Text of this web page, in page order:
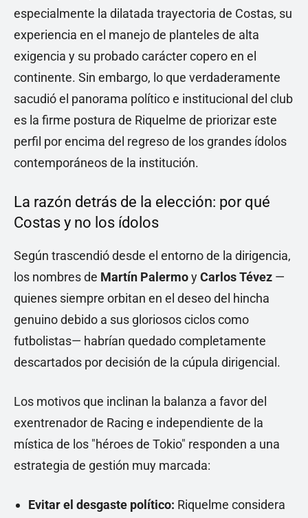
especialmente la dilatada trayectoria de Costas, su
experiencia en el manejo de planteles de alta
exigencia y su probado carácter copero en el
continente. Sin embargo, lo que verdaderamente
sacudió el panorama político e institucional del club
es la firme postura de Riquelme de priorizar este
perfil por encima del regreso de los grandes ídolos
contemporáneos de la institución.
La razón detrás de la elección: por qué
Costas y no los ídolos
Según trascendió desde el entorno de la dirigencia,
los nombres de Martín PalermoyCarlos Tévez —
quienes siempre orbitan en el deseo del hincha
genuino debido a sus gloriosos ciclos como
futbolistas— habrían quedado completamente
descartados por decisión de la cúpula dirigencial.
Los motivos que inclinan la balanza a favor del
exentrenador de Racing e independiente de la
mística de los "héroes de Tokio" responden a una
estrategia de gestión muy marcada:
Evitar el desgaste político: Riquelme considera